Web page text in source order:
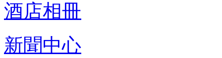
酒店相冊
新聞中心